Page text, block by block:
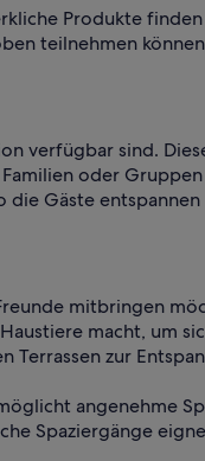
Produkte
teilnehmen
verfügbar sind.
oder
die Gäste
mitbringen
macht, um
zur
angenehme
Spaziergänge